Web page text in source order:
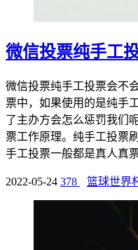
微信投票纯手工
微信投票纯手工投票会不
票中，如果使用的是纯手
了主办方会怎么惩罚我们
票工作原理。纯手工投票
手工投票一般都是真人真
2022-05-24 378 篮球世界